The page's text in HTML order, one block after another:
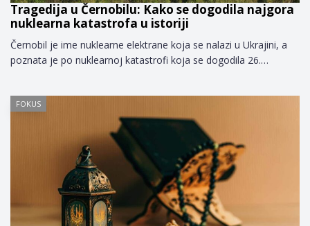
Tragedija u Černobilu: Kako se dogodila najgora
nuklearna katastrofa u istoriji
Černobil je ime nuklearne elektrane koja se nalazi u Ukrajini, a
poznata je po nuklearnoj katastrofi koja se dogodila 26.…
FOKUS